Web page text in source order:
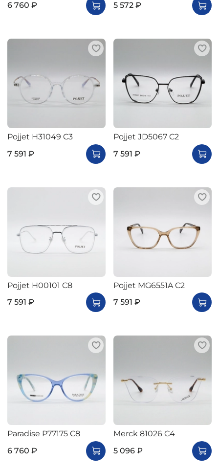
6 760 ₽
5 572 ₽
Pojjet H31049 C3
7 591 ₽
Pojjet JD5067 C2
7 591 ₽
Pojjet H00101 C8
7 591 ₽
Pojjet MG6551A C2
7 591 ₽
Paradise P77175 C8
6 760 ₽
Merck 81026 C4
5 096 ₽